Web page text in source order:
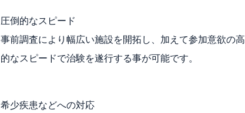
圧倒的なスピード
事前調査により幅広い施設を開拓し、加えて参加意欲の
的なスピードで治験を遂行する事が可能です。
希少疾患などへの対応